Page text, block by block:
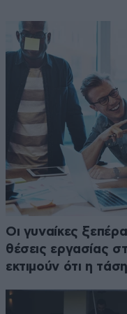
Οι γυναίκες
θέσεις εργασίας
εκτιμούν ότι η